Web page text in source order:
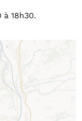
à 18h30.